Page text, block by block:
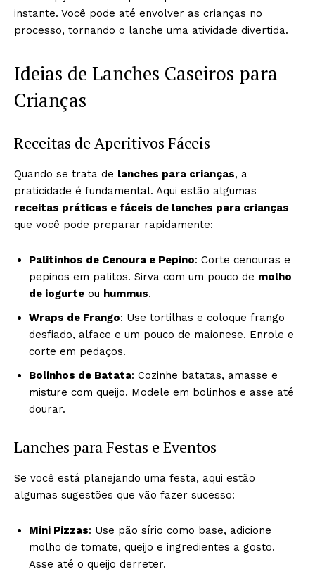
instante. Você pode até envolver as crianças no
processo, tornando o lanche uma atividade divertida.
Ideias de Lanches Caseiros para
Crianças
Receitas de Aperitivos Fáceis
Quando se trata de lanches para crianças, a
praticidade é fundamental. Aqui estão algumas
receitas práticas e fáceis de lanches para crianças
que você pode preparar rapidamente:
Palitinhos de Cenoura e Pepino: Corte cenouras e
pepinos em palitos. Sirva com um pouco de molho
de iogurte ou hummus.
Wraps de Frango: Use tortilhas e coloque frango
desfiado, alface e um pouco de maionese. Enrole e
corte em pedaços.
Bolinhos de Batata: Cozinhe batatas, amasse e
misture com queijo. Modele em bolinhos e asse até
dourar.
Lanches para Festas e Eventos
Se você está planejando uma festa, aqui estão
algumas sugestões que vão fazer sucesso:
Mini Pizzas: Use pão sírio como base, adicione
molho de tomate, queijo e ingredientes a gosto.
Asse até o queijo derreter.